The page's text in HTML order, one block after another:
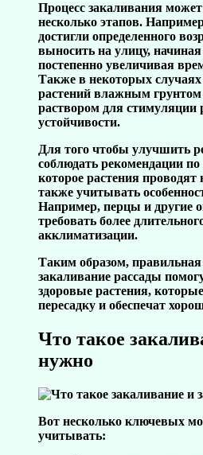
Процесс закаливания
несколько этапов.
достигли определенного
выносить на улицу,
постепенно увеличивая
Также в некоторых случаях
растений влажным
раствором для
устойчивости.
Для того чтобы улучшить
соблюдать рекомендации
которое растения проводят
также учитывать
Например, перцы и другие
требовать более
акклиматизации.
Таким образом, правильная
закаливание рассады
здоровые растения,
пересадку и обеспечат
Что такое
нужно
Вот несколько ключевых
учитывать: